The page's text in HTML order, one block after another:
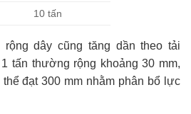
10 tấn
rộng dây cũng tăng dần theo tải
tấn thường rộng khoảng 30 mm,
đạt 300 mm nhằm phân bổ lực